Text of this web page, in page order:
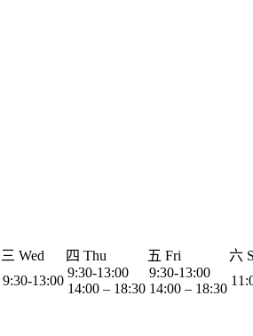
三 Wed 四 Thu 五 Fri
六
9:30-13:00
9:30-13:00
14:00 – 18:30
9:30-13:00
14:00 – 18:30